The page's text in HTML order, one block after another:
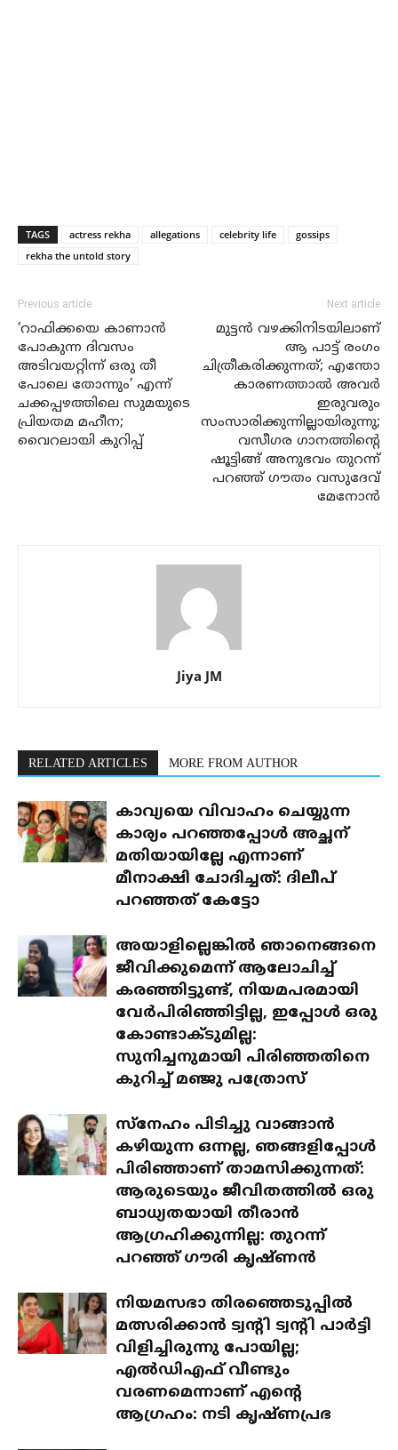
TAGS actress rekha allegations celebrity life
gossips
rekha the untold story
Previous article
‘റാഫിക്കയെ കാണാൻ
പോകുന്ന ദിവസം
അടിവയറ്റിന്ന് ഒരു തീ
പോലെ തോന്നും’ എന്ന്
ചക്കപ്പഴത്തിലെ സുമയുടെ
പ്രിയതമ മഹീന;
വൈറലായി കുറിപ്പ്
Next article
മുട്ടൻ വഴക്കിനിടയിലാണ്
ആ പാട്ട് രംഗം
ചിത്രീകരിക്കുന്നത്; എന്തോ
കാരണത്താൽ അവർ
ഇരുവരും
സംസാരിക്കുന്നില്ലായിരുന്നു;
വസീഗര ഗാനത്തിന്റെ
ഷൂട്ടിങ്ങ് അനുഭവം തുറന്ന്
പറഞ്ഞ് ഗൗതം വസുദേവ്
മേനോൻ
Jiya JM
RELATED ARTICLES MORE FROM AUTHOR
കാവ്യയെ വിവാഹം ചെയ്യുന്ന
കാര്യം പറഞ്ഞപ്പോൾ അച്ഛന്
മതിയായില്ലേ എന്നാണ്
മീനാക്ഷി ചോദിച്ചത്: ദിലീപ്
പറഞ്ഞത് കേട്ടോ
അയാളില്ലെങ്കിൽ ഞാനെങ്ങനെ
ജീവിക്കുമെന്ന് ആലോചിച്ച്
കരഞ്ഞിട്ടുണ്ട്, നിയമപരമായി
വേർപിരിഞ്ഞിട്ടില്ല, ഇപ്പോൾ ഒരു
കോണ്ടാക്ടുമില്ല:
സുനിച്ചനുമായി പിരിഞ്ഞതിനെ
കുറിച്ച് മഞ്ജു പത്രോസ്
സ്‌നേഹം പിടിച്ചു വാങ്ങാൻ
കഴിയുന്ന ഒന്നല്ല, ഞങ്ങളിപ്പോൾ
പിരിഞ്ഞാണ് താമസിക്കുന്നത്:
ആരുടെയും ജീവിതത്തിൽ ഒരു
ബാധ്യതയായി തീരാൻ
ആഗ്രഹിക്കുന്നില്ല: തുറന്ന്
പറഞ്ഞ് ഗൗരി കൃഷ്ണൻ
നിയമസഭാ തിരഞ്ഞെടുപ്പിൽ
മത്സരിക്കാൻ ട്വന്റി ട്വന്റി പാർട്ടി
വിളിച്ചിരുന്നു പോയില്ല;
എൽഡിഎഫ് വീണ്ടും
വരണമെന്നാണ് എന്റെ
ആഗ്രഹം: നടി കൃഷ്ണപ്രഭ